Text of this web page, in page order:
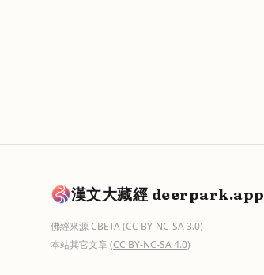
漢文大藏經 deerpark.app
佛經來源CBETA(CC BY-NC-SA 3.0)
本站其它文章(CC BY-NC-SA 4.0)